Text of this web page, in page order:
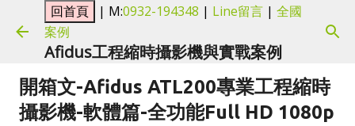
跳到主要內容
| M:0932-194348 | Line留言 | 全國
案例
Afidus工程縮時攝影機與實戰案例
開箱文-Afidus ATL200專業工程縮時
攝影機-軟體篇-全功能Full HD 1080p